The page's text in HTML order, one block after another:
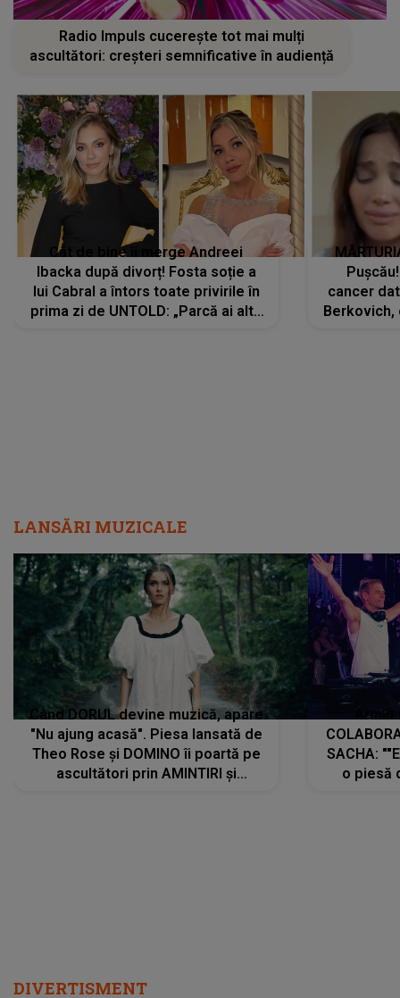
Radio Impuls cucerește tot mai mulți
ascultători: creșteri semnificative în audiență
Cât de bine îi merge Andreei
Ibacka după divorț! Fosta soție a
lui Cabral a întors toate privirile în
prima zi de UNTOLD: „Parcă ai altă
cancer
LANSĂRI MUZICALE
Când DORUL devine muzică, apare
"Nu ajung acasă". Piesa lansată de
Theo Rose și DOMINO îi poartă pe
ascultători prin AMINTIRI și
SACHA:
o piesă
DIVERTISMENT